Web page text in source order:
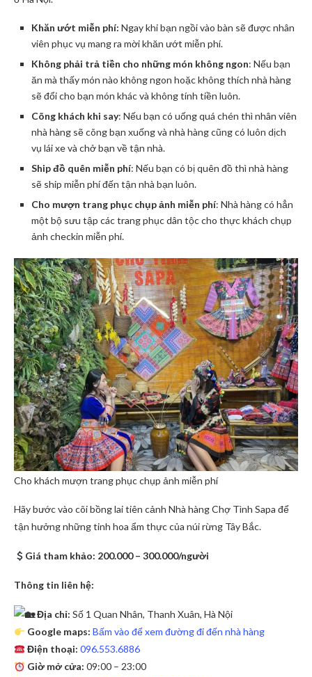
Khăn ướt miễn phí: Ngay khi bạn ngồi vào bàn sẽ được nhân
viên phục vụ mang ra mời khăn ướt miễn phí.
Không phải trả tiền cho những món không ngon: Nếu bạn
ăn mà thấy món nào không ngon hoặc không thích nhà hàng
sẽ đổi cho bạn món khác và không tính tiền luôn.
Cõng khách khi say: Nếu bạn có uống quá chén thì nhân viên
nhà hàng sẽ cõng bạn xuống và nhà hàng cũng có luôn dịch
vụ lái xe và chở bạn về tận nhà.
Ship đồ quên miễn phí: Nếu bạn có bị quên đồ thì nhà hàng
sẽ ship miễn phí đến tận nhà bạn luôn.
Cho mượn trang phục chụp ảnh miễn phí: Nhà hàng có hẳn
một bộ sưu tập các trang phục dân tộc cho thực khách chụp
ảnh checkin miễn phí.
Cho khách mượn trang phục chụp ảnh miễn phí
Hãy bước vào cõi bồng lai tiên cảnh Nhà hàng Chợ Tình Sapa để
tận hưởng những tinh hoa ẩm thực của núi rừng Tây Bắc.
Giá tham khảo: 200.000 – 300.000/người
Thông tin liên hệ:
Địa chỉ: Số 1 Quan Nhân, Thanh Xuân, Hà Nội
Google maps: Bấm vào để xem đường đi đến nhà hàng
Điện thoại: 096.553.6886
Giờ mở cửa: 09:00 – 23:00